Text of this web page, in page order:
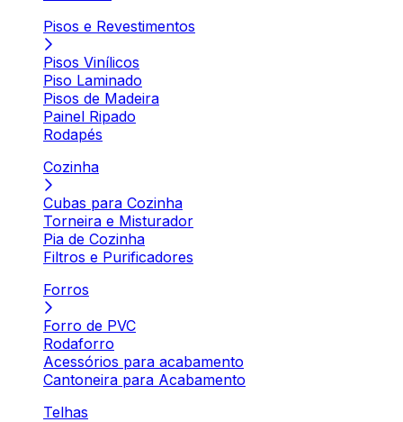
Pisos e Revestimentos
Pisos Vinílicos
Piso Laminado
Pisos de Madeira
Painel Ripado
Rodapés
Cozinha
Cubas para Cozinha
Torneira e Misturador
Pia de Cozinha
Filtros e Purificadores
Forros
Forro de PVC
Rodaforro
Acessórios para acabamento
Cantoneira para Acabamento
Telhas